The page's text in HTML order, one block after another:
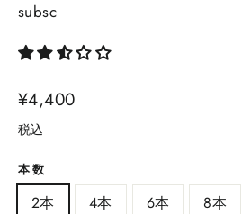
subsc
通
常
格
¥4,400
税込
本数
2本 4本 6本 8本